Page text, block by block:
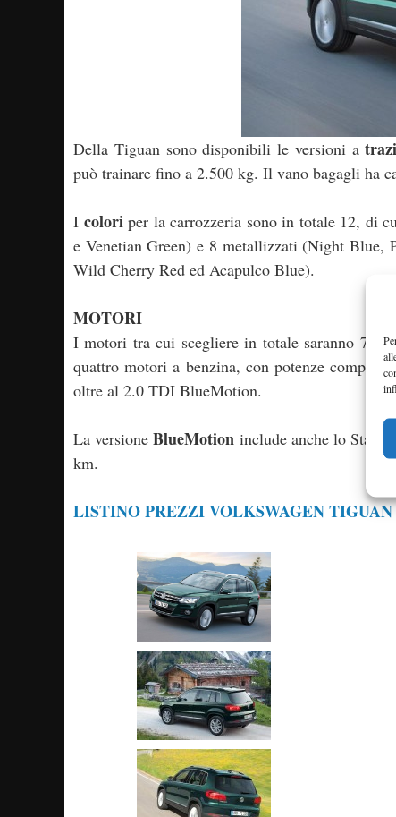
Della Tiguan sono disponibili le versioni a
può trainare fino a 2.500 kg. Il vano bagagli ha
I coloriper la carrozzeria sono in totale 12, di
e Venetian Green) e 8 metallizzati (Night Blue,
Wild Cherry Red ed Acapulco Blue).
MOTORI
I motori tra cui scegliere in totale saranno 7,
quattro motori a benzina, con potenze
oltre al 2.0 TDI BlueMotion.
La versioneBlueMotion include anche lo
km.
LISTINO PREZZI VOLKSWAGEN TIGUAN